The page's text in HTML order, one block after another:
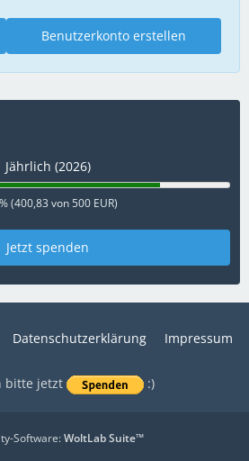
Benutzerkonto erstellen
Jährlich (2026)
(400,83 von 500 EUR)
Jetzt spenden
Datenschutzerklärung Impressum
bitte jetzt :)
Software:WoltLab Suite™